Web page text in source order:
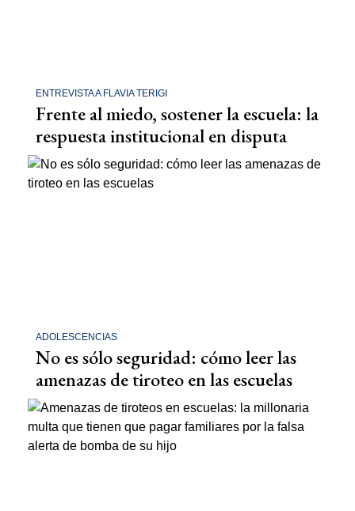
ENTREVISTA A FLAVIA TERIGI
Frente al miedo, sostener la escuela: la
respuesta institucional en disputa
ADOLESCENCIAS
No es sólo seguridad: cómo leer las
amenazas de tiroteo en las escuelas